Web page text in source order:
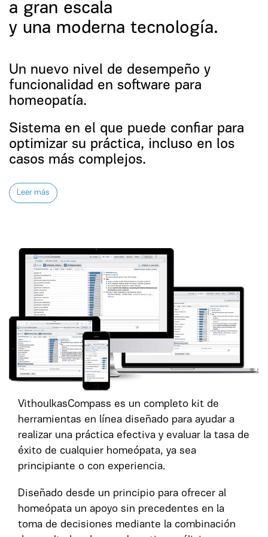
a gran escala
y una moderna tecnología.
Un nuevo nivel de desempeño y
funcionalidad en software para
homeopatía.
Sistema en el que puede confiar para
optimizar su práctica, incluso en los
casos más complejos.
Leer más
VithoulkasCompass es un completo kit de
herramientas en línea diseñado para ayudar a
realizar una práctica efectiva y evaluar la tasa de
éxito de cualquier homeópata, ya sea
principiante o con experiencia.
Diseñado desde un principio para ofrecer al
homeópata un apoyo sin precedentes en la
toma de decisiones mediante la combinación